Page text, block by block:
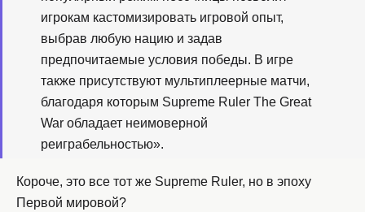
игрокам кастомизировать игровой опыт,
выбрав любую нацию и задав
предпочитаемые условия победы. В игре
также присутствуют мультиплеерные матчи,
благодаря которым Supreme Ruler The Great
War обладает неимоверной
реиграбельностью».
Короче, это все тот же Supreme Ruler, но в эпоху
Первой мировой?